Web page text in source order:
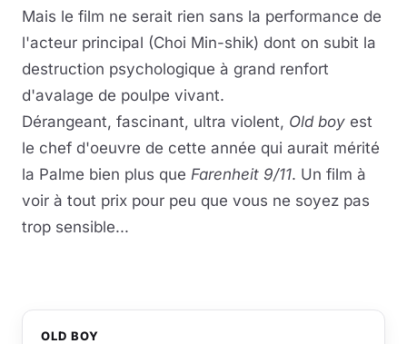
Mais le film ne serait rien sans la performance de
l'acteur principal (Choi Min-shik) dont on subit la
destruction psychologique à grand renfort
d'avalage de poulpe vivant.
Dérangeant, fascinant, ultra violent, Old boy est
le chef d'oeuvre de cette année qui aurait mérité
la Palme bien plus que Farenheit 9/11. Un film à
voir à tout prix pour peu que vous ne soyez pas
trop sensible...
OLD BOY